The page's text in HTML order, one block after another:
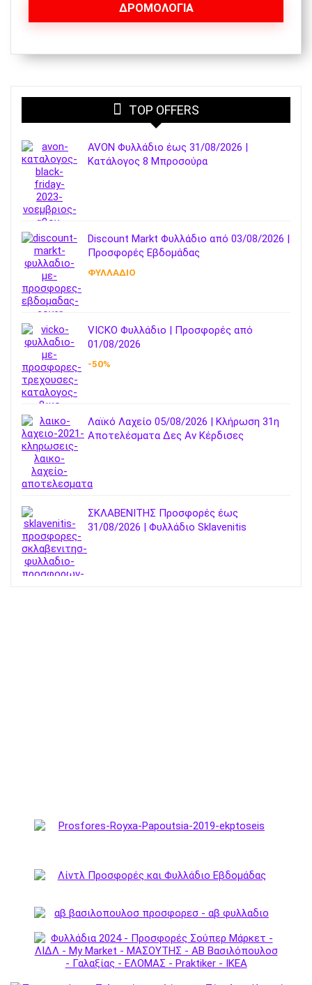
ΔΡΟΜΟΛΟΓΙΑ
TOP OFFERS
AVON Φυλλάδιο έως 31/08/2026 |
Κατάλογος 8 Μπροσούρα
Discount Markt Φυλλάδιο από 03/08/2026 |
Προσφορές Εβδομάδας
ΦΥΛΛΑΔΙΟ
VICKO Φυλλάδιο | Προσφορές από
01/08/2026
-50%
Λαϊκό Λαχείο 05/08/2026 | Κλήρωση 31η
Αποτελέσματα Δες Αν Κέρδισες
ΣΚΛΑΒΕΝΙΤΗΣ Προσφορές έως
31/08/2026 | Φυλλάδιο Sklavenitis